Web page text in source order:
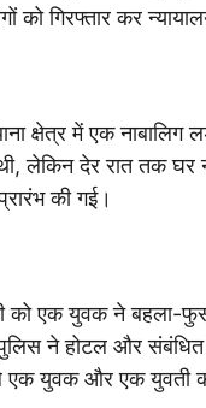
को गिरफ्तार कर
में एक नाबालिग
देर रात तक घर
की गई।
को एक युवक ने बहला-
ने होटल और
युवक और एक युवती को